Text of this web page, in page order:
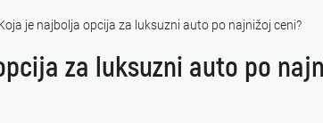
je najbolja opcija za luksuzni auto po najnižoj ceni?
za luksuzni auto po